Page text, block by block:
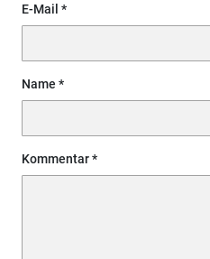
E-Mail
Name
Kommentar